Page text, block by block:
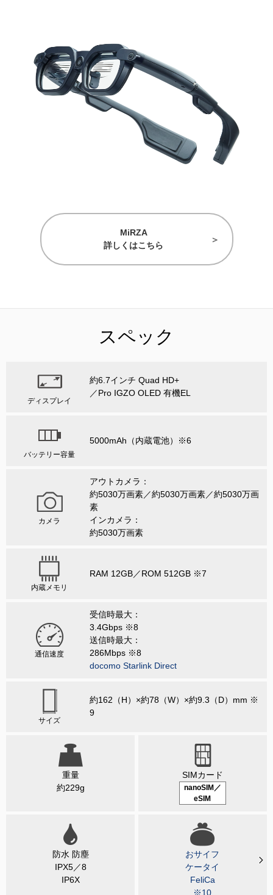
MiRZA
詳しくはこちら
スペック
ディスプレイ
約6.7インチ Quad HD+
／Pro IGZO OLED 有機EL
バッテリー容量
5000mAh（内蔵電池）※6
カメラ
アウトカメラ：
約5030万画素／約5030万画素／約5030万画
素
インカメラ：
約5030万画素
内蔵メモリ
RAM 12GB／ROM 512GB ※7
通信速度
受信時最大：
3.4Gbps ※8
送信時最大：
286Mbps ※8
docomo Starlink Direct
サイズ
約162（H）×約78（W）×約9.3（D）mm ※
9
重量
約229g
SIMカード
nanoSIM／
eSIM
防水 防塵
IPX5／8
IP6X
おサイフ
ケータイ
FeliCa
※10